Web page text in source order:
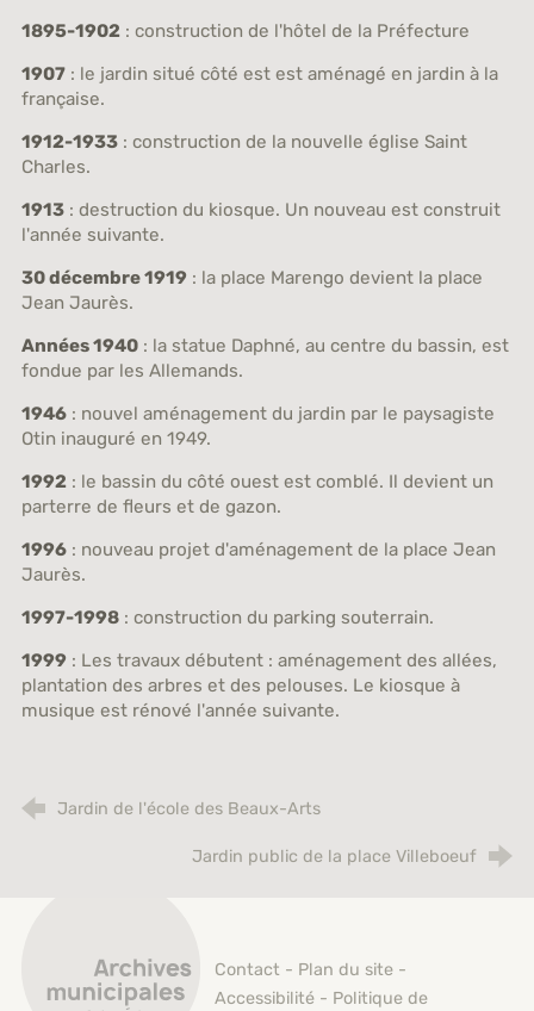
1895-1902: construction de l'hôtel de la Préfecture
1907: le jardin situé côté est est aménagé en jardin à la
française.
1912-1933: construction de la nouvelle église Saint
Charles.
1913: destruction du kiosque. Un nouveau est construit
l'année suivante.
30 décembre 1919: la place Marengo devient la place
Jean Jaurès.
Années 1940: la statue Daphné, au centre du bassin, est
fondue par les Allemands.
1946: nouvel aménagement du jardin par le paysagiste
Otin inauguré en 1949.
1992: le bassin du côté ouest est comblé. Il devient un
parterre de fleurs et de gazon.
1996: nouveau projet d'aménagement de la place Jean
Jaurès.
1997-1998: construction du parking souterrain.
1999: Les travaux débutent : aménagement des allées,
plantation des arbres et des pelouses. Le kiosque à
musique est rénové l'année suivante.
Jardin de l'école des Beaux-Arts
Jardin public de la place Villeboeuf
Contact - Plan du site -
Accessibilité - Politique de